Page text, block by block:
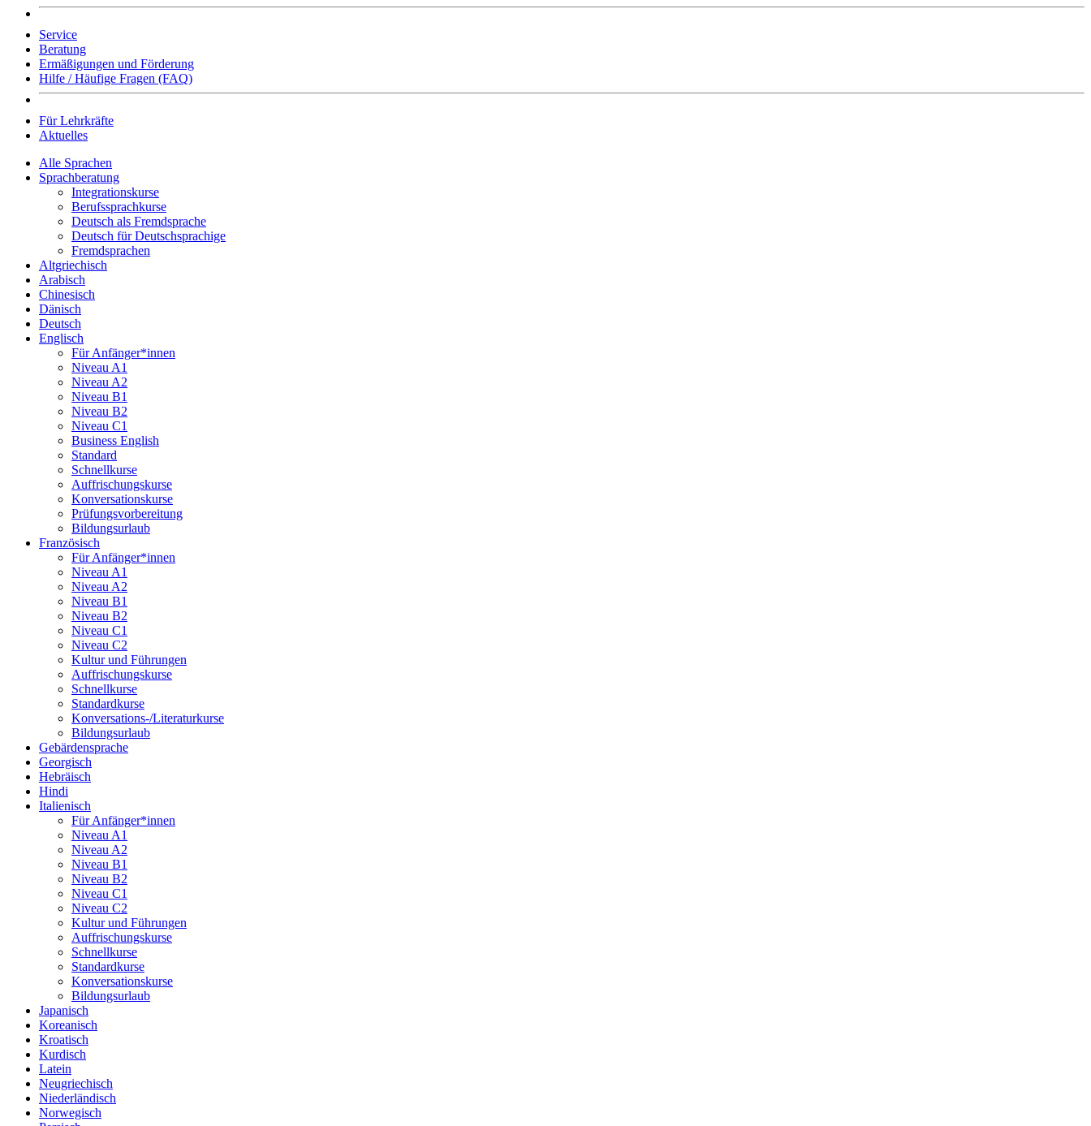
Service
Beratung
Ermäßigungen und Förderung
Hilfe / Häufige Fragen (FAQ)
Für Lehrkräfte
Aktuelles
Alle Sprachen
Sprachberatung
Integrationskurse
Berufssprachkurse
Deutsch als Fremdsprache
Deutsch für Deutschsprachige
Fremdsprachen
Altgriechisch
Arabisch
Chinesisch
Dänisch
Deutsch
Englisch
Für Anfänger*innen
Niveau A1
Niveau A2
Niveau B1
Niveau B2
Niveau C1
Business English
Standard
Schnellkurse
Auffrischungskurse
Konversationskurse
Prüfungsvorbereitung
Bildungsurlaub
Französisch
Für Anfänger*innen
Niveau A1
Niveau A2
Niveau B1
Niveau B2
Niveau C1
Niveau C2
Kultur und Führungen
Auffrischungskurse
Schnellkurse
Standardkurse
Konversations-/Literaturkurse
Bildungsurlaub
Gebärdensprache
Georgisch
Hebräisch
Hindi
Italienisch
Für Anfänger*innen
Niveau A1
Niveau A2
Niveau B1
Niveau B2
Niveau C1
Niveau C2
Kultur und Führungen
Auffrischungskurse
Schnellkurse
Standardkurse
Konversationskurse
Bildungsurlaub
Japanisch
Koreanisch
Kroatisch
Kurdisch
Latein
Neugriechisch
Niederländisch
Norwegisch